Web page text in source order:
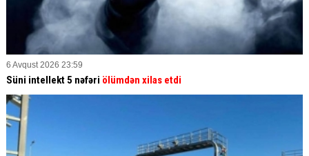
6 Avqust 2026 23:59
Süni intellekt 5 nəfəri ölümdən xilas etdi